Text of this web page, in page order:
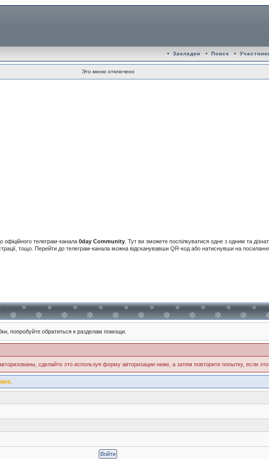
• Закладки • Поиск •
Это меню отключено
телеграм-канала 0day Community . Тут ви зможете поспілкуватися одне з одним та
тощо. Перейти до телеграм-канала можна відсканувавши QR-код або натиснувши на
попробуйте обратиться к разделам помощи.
сделайте это используя форму авторизации ниже, а затем повторите попытку, если это